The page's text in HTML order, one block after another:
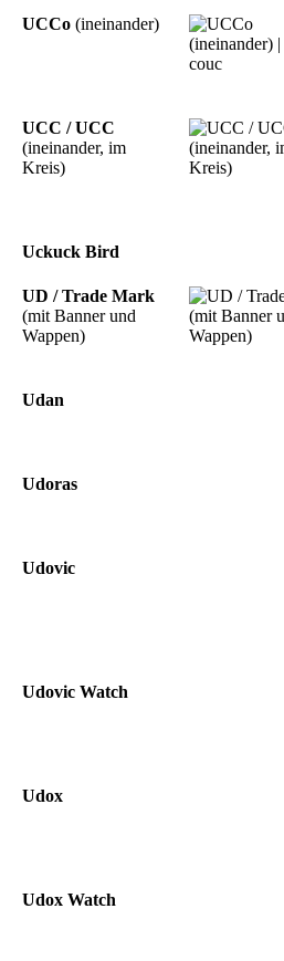
UCCo (ineinander)
UCC / UCC
(ineinander, im
Kreis)
Uckuck Bird
UD / Trade Mark
(mit Banner und
Wappen)
Udan
Udoras
Udovic
Udovic Watch
Udox
Udox Watch